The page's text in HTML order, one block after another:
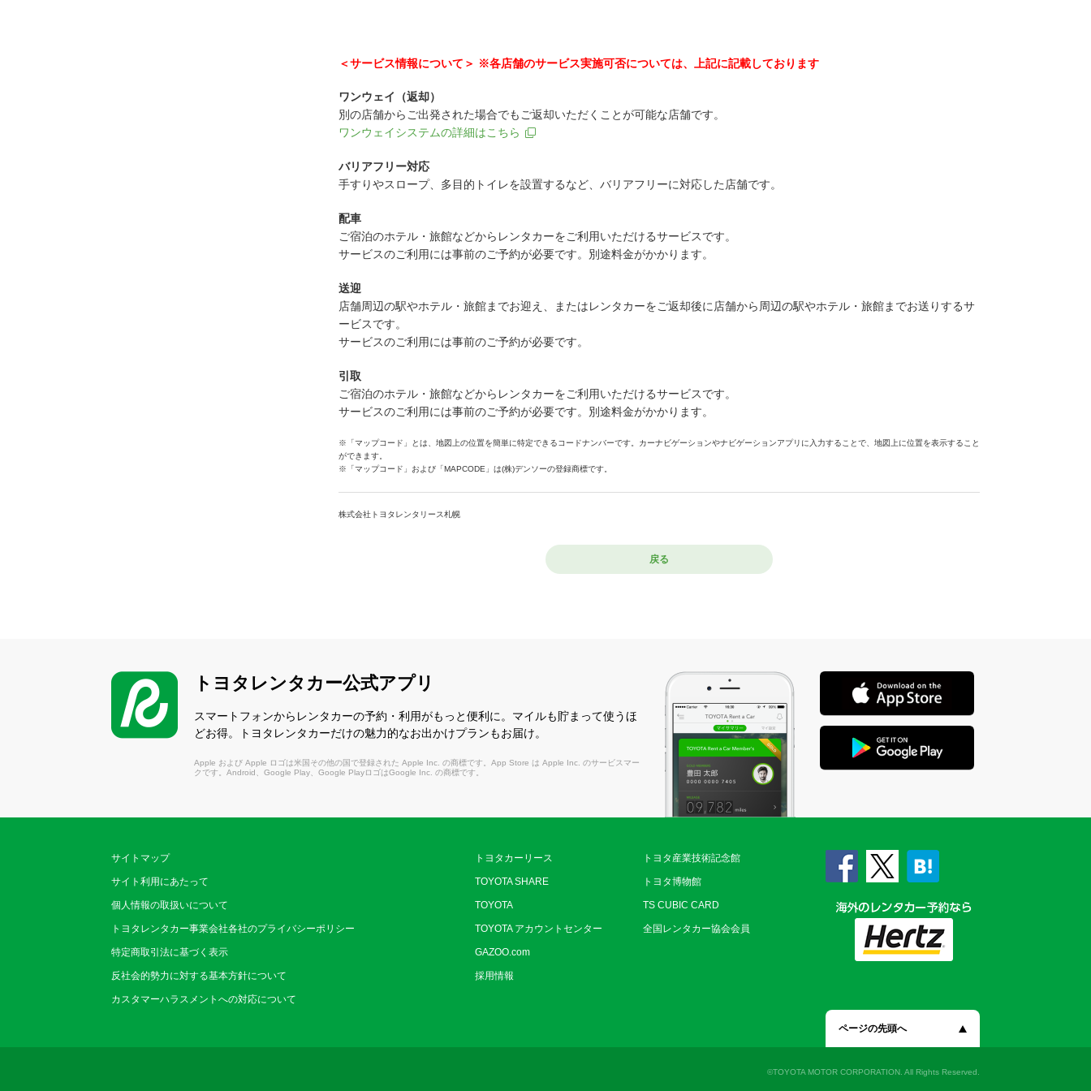
＜サービス情報について＞ ※各店舗のサービス実施可否については、上記に記載しております
ワンウェイ（返却）
別の店舗からご出発された場合でもご返却いただくことが可能な店舗です。
ワンウェイシステムの詳細はこちら
バリアフリー対応
手すりやスロープ、多目的トイレを設置するなど、バリアフリーに対応した店舗です。
配車
ご宿泊のホテル・旅館などからレンタカーをご利用いただけるサービスです。
サービスのご利用には事前のご予約が必要です。別途料金がかかります。
送迎
店舗周辺の駅やホテル・旅館までお迎え、またはレンタカーをご返却後に店舗から周辺の駅やホテル・旅館までお送りするサ
ービスです。
サービスのご利用には事前のご予約が必要です。
引取
ご宿泊のホテル・旅館などからレンタカーをご利用いただけるサービスです。
サービスのご利用には事前のご予約が必要です。別途料金がかかります。
※「マップコード」とは、地図上の位置を簡単に特定できるコードナンバーです。カーナビゲーションやナビゲーションアプリに入力することで、地図上に位置を表示すること
ができます。
※「マップコード」および「MAPCODE」は(株)デンソーの登録商標です。
株式会社トヨタレンタリース札幌
戻る
トヨタレンタカー公式アプリ
スマートフォンからレンタカーの予約・利用がもっと便利に。マイルも貯まって使うほ
どお得。トヨタレンタカーだけの魅力的なお出かけプランもお届け。
Apple および Apple ロゴは米国その他の国で登録された Apple Inc. の商標です。App Store は Apple Inc. のサービスマー
クです。Android、Google Play、Google PlayロゴはGoogle Inc. の商標です。
サイトマップ
サイト利用にあたって
個人情報の取扱いについて
トヨタレンタカー事業会社各社のプライバシーポリシー
特定商取引法に基づく表示
反社会的勢力に対する基本方針について
カスタマーハラスメントへの対応について
トヨタカーリース
TOYOTA SHARE
TOYOTA
TOYOTA アカウントセンター
GAZOO.com
採用情報
トヨタ産業技術記念館
トヨタ博物館
TS CUBIC CARD
全国レンタカー協会会員
ページの先頭へ
©TOYOTA MOTOR CORPORATION. All Rights Reserved.